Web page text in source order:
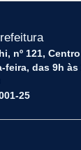
nº 121,
feira, das 9h às
25